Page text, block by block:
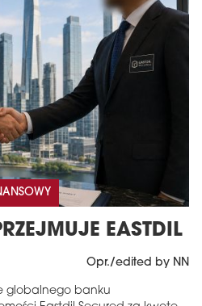
EASTDIL
Opr./edited by NN
globalnego banku